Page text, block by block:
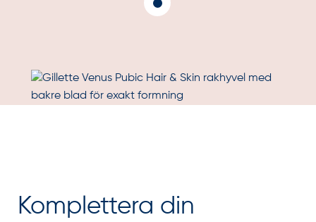
Komplettera din